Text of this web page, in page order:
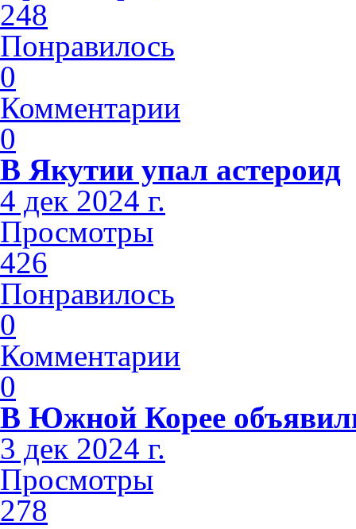
248
Понравилось
0
Комментарии
0
В Якутии упал астероид
4 дек 2024 г.
Просмотры
426
Понравилось
0
Комментарии
0
В Южной Корее
3 дек 2024 г.
Просмотры
278